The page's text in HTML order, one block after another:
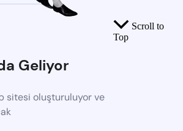
Geliyor
sitesi oluşturuluyor ve
Scroll to
Top